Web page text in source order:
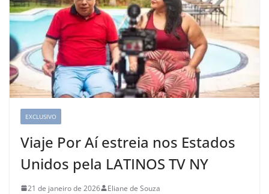
EXCLUSIVO
Viaje Por Aí estreia nos Estados
Unidos pela LATINOS TV NY
21 de janeiro de 2026 Eliane de Souza